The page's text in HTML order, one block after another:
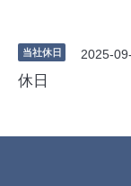
当社休日 2025-
休日